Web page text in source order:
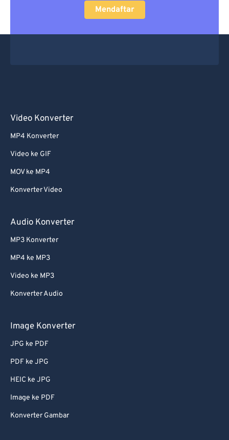
Mendaftar
Video Konverter
MP4 Konverter
Video ke GIF
MOV ke MP4
Konverter Video
Audio Konverter
MP3 Konverter
MP4 ke MP3
Video ke MP3
Konverter Audio
Image Konverter
JPG ke PDF
PDF ke JPG
HEIC ke JPG
Image ke PDF
Konverter Gambar